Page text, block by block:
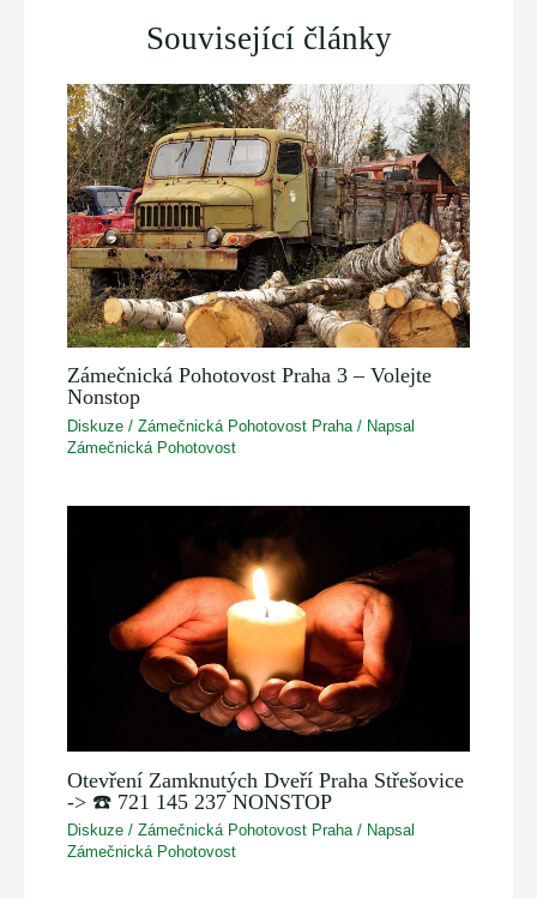
Související články
Zámečnická Pohotovost Praha 3 – Volejte
Nonstop
Diskuze /Zámečnická Pohotovost Praha / Napsal
Zámečnická Pohotovost
Otevření Zamknutých Dveří Praha Střešovice
-> ☎️ 721 145 237 NONSTOP
Diskuze /Zámečnická Pohotovost Praha/ Napsal
Zámečnická Pohotovost